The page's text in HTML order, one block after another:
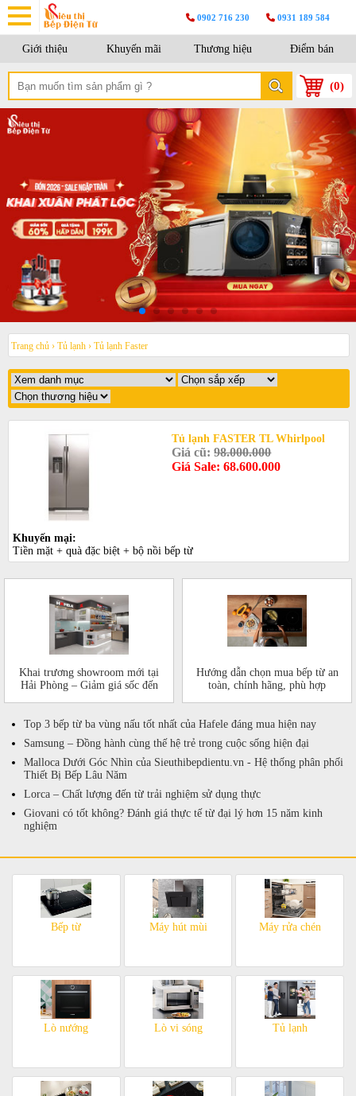
0902 716 230 0931 189 584
Giới thiệu Khuyến mãi Thương hiệu Điểm bán
(0)
Trang chủ › Tủ lạnh › Tủ lạnh Faster
Tủ lạnh FASTER TL Whirlpool
Giá cũ:98.000.000
Giá Sale: 68.600.000
Khuyến mại:
Tiền mặt + quà đặc biệt + bộ nồi bếp từ
Khai trương showroom mới tại
Hải Phòng – Giảm giá sốc đến
Hướng dẫn chọn mua bếp từ an
toàn, chính hãng, phù hợp
Top 3 bếp từ ba vùng nấu tốt nhất của Hafele đáng mua hiện nay
Samsung – Đồng hành cùng thế hệ trẻ trong cuộc sống hiện đại
Malloca Dưới Góc Nhìn của Sieuthibepdientu.vn - Hệ thống phân phối
Thiết Bị Bếp Lâu Năm
Lorca – Chất lượng đến từ trải nghiệm sử dụng thực
Giovani có tốt không? Đánh giá thực tế từ đại lý hơn 15 năm kinh
nghiệm
Bếp từ Máy hút mùi Máy rửa chén
Lò nướng Lò vi sóng Tủ lạnh